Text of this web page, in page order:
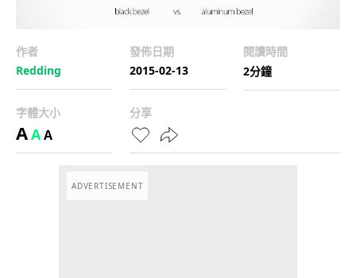
作者
Redding
發佈日期
2015-02-13
閱讀時間
2分鐘
字體大小
AAA
分享
ADVERTISEMENT